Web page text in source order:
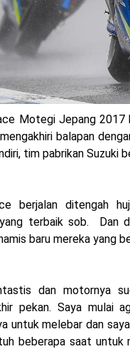
Ngabuburide Yamaha Wr
Impresi pertama Kawasaki
Event Customaxi & Yard
Kawasaki Indonesia resmi
Yamaha Indonesia resmi
Viral Puluhan Yamaha
Yamaha Indonesia
Indonesia Technician
AHM Resmi merilis New
Warna Baru X-Ride 125
Motegi Jepang 2017
balapan
tim pabrikan Suzuki
berjalan ditengah
terbaik sob. Dan
baru mereka yang
dan motornya
pekan. Saya mulai
untuk melebar dan
beberapa saat untuk